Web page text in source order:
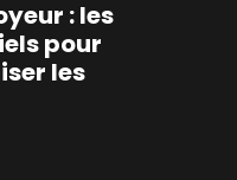
: les
pour
les